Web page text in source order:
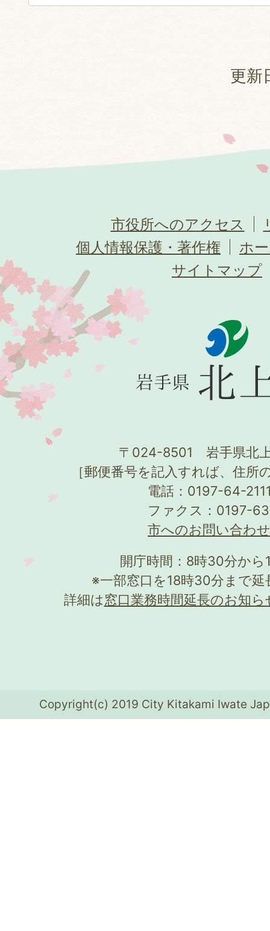
更新
市役所へのアクセス
個人情報保護・著作権
ホ
サイトマップ
〒024-8501 岩手県北
［郵便番号を記入すれば、住所
電話：0197-64-
ファクス：0197-
市へのお問い合わ
開庁時間：8時30分か
※一部窓口を18時30分まで
詳細は窓口業務時間延長のお知ら
Copyright(c) 2019 City Kitakami Iwate